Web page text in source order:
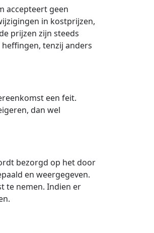
accepteert geen
in kostprijzen,
prijzen zijn steeds
tenzij anders
een feit.
dan wel
bezorgd op het door
en weergegeven.
te nemen. Indien er